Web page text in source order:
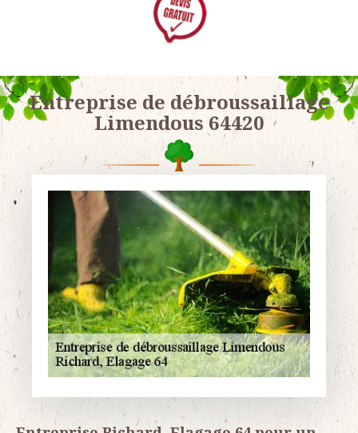
Entreprise de débroussaillage
Limendous 64420